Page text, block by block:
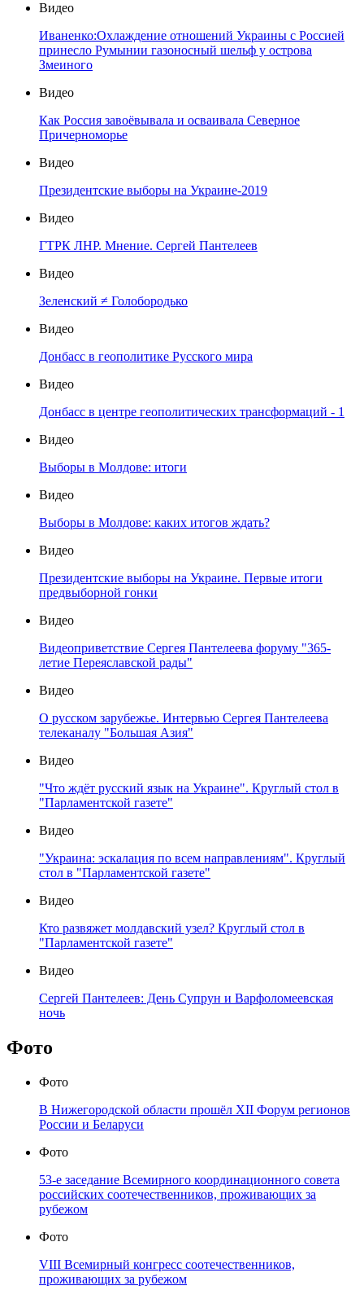
Видео
Иваненко:Охлаждение отношений Украины с Россией
принесло Румынии газоносный шельф у острова
Змеиного
Видео
Как Россия завоёвывала и осваивала Северное
Причерноморье
Видео
Президентские выборы на Украине-2019
Видео
ГТРК ЛНР. Мнение. Сергей Пантелеев
Видео
Зеленский ≠ Голобородько
Видео
Донбасс в геополитике Русского мира
Видео
Донбасс в центре геополитических трансформаций - 1
Видео
Выборы в Молдове: итоги
Видео
Выборы в Молдове: каких итогов ждать?
Видео
Президентские выборы на Украине. Первые итоги
предвыборной гонки
Видео
Видеоприветствие Сергея Пантелеева форуму "365-
летие Переяславской рады"
Видео
О русском зарубежье. Интервью Сергея Пантелеева
телеканалу "Большая Азия"
Видео
"Что ждёт русский язык на Украине". Круглый стол в
"Парламентской газете"
Видео
"Украина: эскалация по всем направлениям". Круглый
стол в "Парламентской газете"
Видео
Кто развяжет молдавский узел? Круглый стол в
"Парламентской газете"
Видео
Сергей Пантелеев: День Супрун и Варфоломеевская
ночь
Фото
Фото
В Нижегородской области прошёл XII Форум регионов
России и Беларуси
Фото
53-е заседание Всемирного координационного совета
российских соотечественников, проживающих за
рубежом
Фото
VIII Всемирный конгресс соотечественников,
проживающих за рубежом